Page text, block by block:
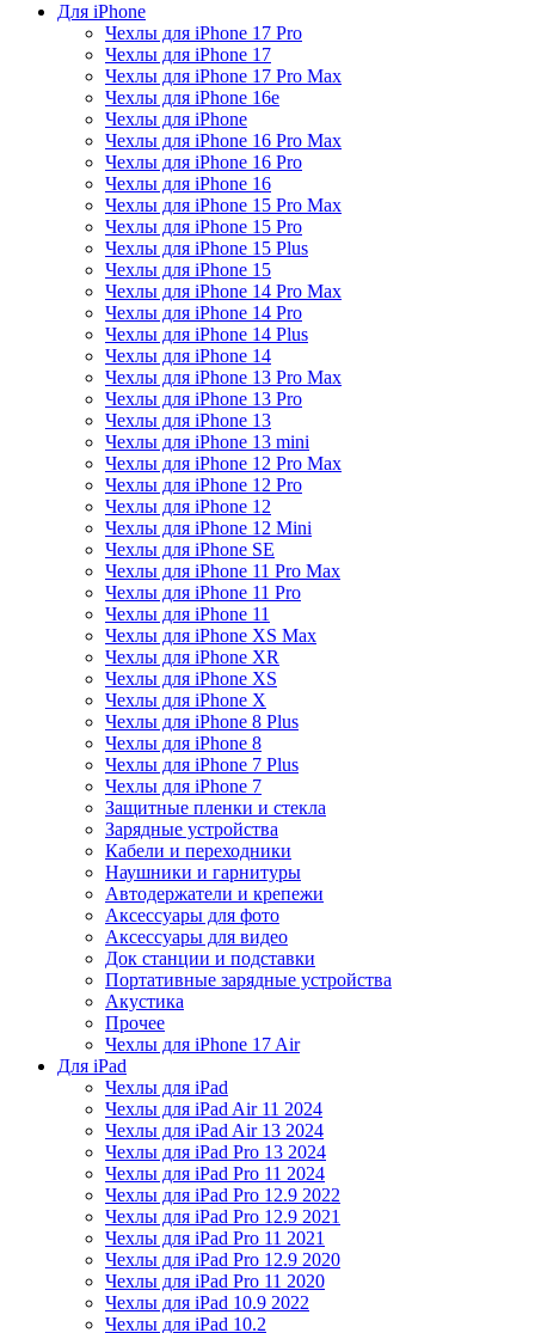
Для iPhone
Чехлы для iPhone 17 Pro
Чехлы для iPhone 17
Чехлы для iPhone 17 Pro Max
Чехлы для iPhone 16e
Чехлы для iPhone
Чехлы для iPhone 16 Pro Max
Чехлы для iPhone 16 Pro
Чехлы для iPhone 16
Чехлы для iPhone 15 Pro Max
Чехлы для iPhone 15 Pro
Чехлы для iPhone 15 Plus
Чехлы для iPhone 15
Чехлы для iPhone 14 Pro Max
Чехлы для iPhone 14 Pro
Чехлы для iPhone 14 Plus
Чехлы для iPhone 14
Чехлы для iPhone 13 Pro Max
Чехлы для iPhone 13 Pro
Чехлы для iPhone 13
Чехлы для iPhone 13 mini
Чехлы для iPhone 12 Pro Max
Чехлы для iPhone 12 Pro
Чехлы для iPhone 12
Чехлы для iPhone 12 Mini
Чехлы для iPhone SE
Чехлы для iPhone 11 Pro Max
Чехлы для iPhone 11 Pro
Чехлы для iPhone 11
Чехлы для iPhone XS Max
Чехлы для iPhone XR
Чехлы для iPhone XS
Чехлы для iPhone X
Чехлы для iPhone 8 Plus
Чехлы для iPhone 8
Чехлы для iPhone 7 Plus
Чехлы для iPhone 7
Защитные пленки и стекла
Зарядные устройства
Кабели и переходники
Наушники и гарнитуры
Автодержатели и крепежи
Аксессуары для фото
Аксессуары для видео
Док станции и подставки
Портативные зарядные устройства
Акустика
Прочее
Чехлы для iPhone 17 Air
Для iPad
Чехлы для iPad
Чехлы для iPad Air 11 2024
Чехлы для iPad Air 13 2024
Чехлы для iPad Pro 13 2024
Чехлы для iPad Pro 11 2024
Чехлы для iPad Pro 12.9 2022
Чехлы для iPad Pro 12.9 2021
Чехлы для iPad Pro 11 2021
Чехлы для iPad Pro 12.9 2020
Чехлы для iPad Pro 11 2020
Чехлы для iPad 10.9 2022
Чехлы для iPad 10.2